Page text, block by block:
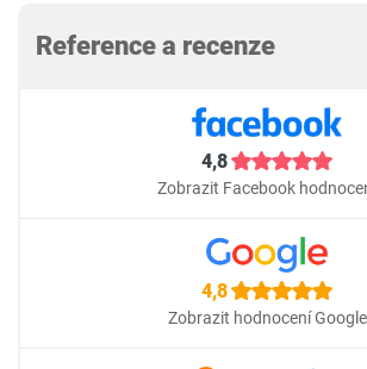
Reference a recenze
4,8
Zobrazit Facebook
4,8
Zobrazit hodnocení Google